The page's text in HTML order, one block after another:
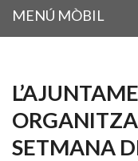
MENÚ MÒBIL
SETMANA